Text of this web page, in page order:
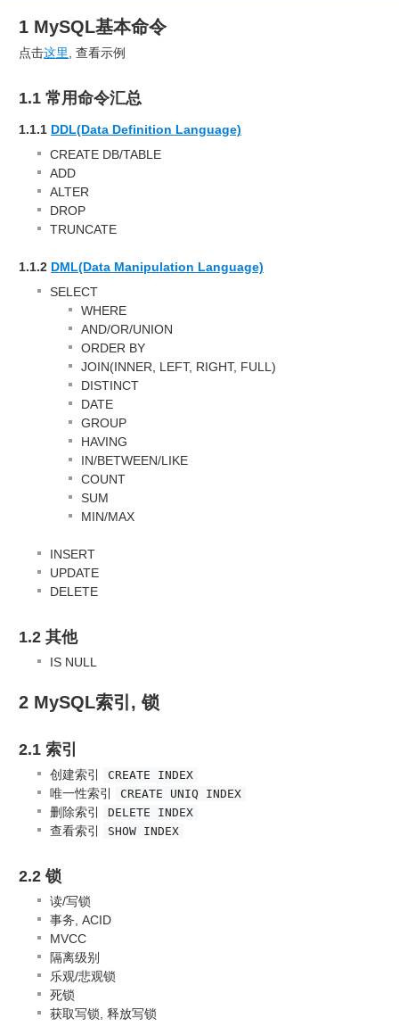
1 MySQL基本命令
点击这里, 查看示例
1.1 常用命令汇总
1.1.1 DDL(Data Definition Language)
CREATE DB/TABLE
ADD
ALTER
DROP
TRUNCATE
1.1.2 DML(Data Manipulation Language)
SELECT
WHERE
AND/OR/UNION
ORDER BY
JOIN(INNER, LEFT, RIGHT, FULL)
DISTINCT
DATE
GROUP
HAVING
IN/BETWEEN/LIKE
COUNT
SUM
MIN/MAX
INSERT
UPDATE
DELETE
1.2 其他
IS NULL
2 MySQL索引, 锁
2.1 索引
创建索引 CREATE INDEX
唯一性索引 CREATE UNIQ INDEX
删除索引 DELETE INDEX
查看索引 SHOW INDEX
2.2 锁
读/写锁
事务, ACID
MVCC
隔离级别
乐观/悲观锁
死锁
获取写锁, 释放写锁